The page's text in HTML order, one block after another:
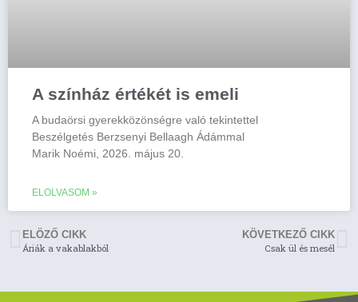
A színház értékét is emeli
A budaörsi gyerekközönségre való tekintettel
Beszélgetés Berzsenyi Bellaagh Ádámmal
Marik Noémi, 2026. május 20.
ELOLVASOM »
ELÖZŐ CIKK
Áriák a vakablakból
KÖVETKEZŐ CIKK
Csak ül és mesél